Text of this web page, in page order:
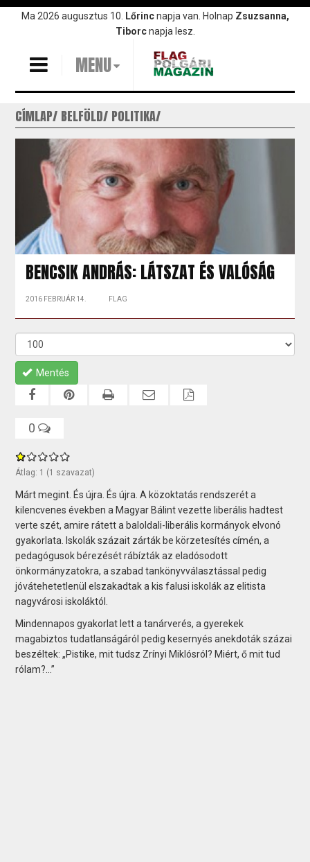
UgrásMa 2026 augusztus 10. Lőrincnapja van. Holnap Zsuzsanna,
Tiborcnapja lesz.
MENU
CÍMLAP BELFÖLD POLITIKA
BENCSIK ANDRÁS: LÁTSZAT ÉS VALÓSÁG
2016 FEBRUÁR 14. FLAG
Mentés
0
Átlag: 1 (1 szavazat)
Márt megint. És újra. És újra. A közoktatás rendszerét a
kilencvenes években a Magyar Bálint vezette liberális hadtest
verte szét, amire rátett a baloldali-liberális kormányok elvonó
gyakorlata. Iskolák százait zárták be körzetesítés címén, a
pedagógusok bérezését rábízták az eladósodott
önkormányzatokra, a szabad tankönyvválasztással pedig
jóvátehetetlenül elszakadtak a kis falusi iskolák az elitista
nagyvárosi iskoláktól.
Mindennapos gyakorlat lett a tanárverés, a gyerekek
magabiztos tudatlanságáról pedig kesernyés anekdoták százai
beszéltek: „Pistike, mit tudsz Zrínyi Miklósról? Miért, ő mit tud
rólam?…”